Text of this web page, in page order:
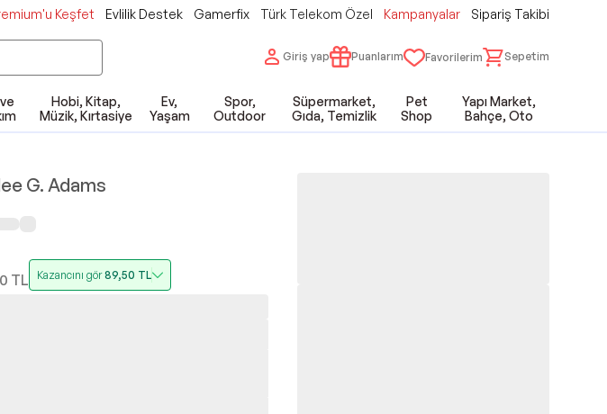
Keşfet Evlilik Destek Gamerfix Türk Telekom Özel Kampanyalar Sipariş Takibi
Giriş yap Puanlarım Favorilerim Sepetim
Hobi, Kitap,
Müzik, Kırtasiye
Ev,
Yaşam
Spor,
Outdoor
Süpermarket,
Gıda, Temizlik
Pet
Shop
Yapı Market,
Bahçe, Oto
G. Adams
TL Kazancını gör89,50 TL